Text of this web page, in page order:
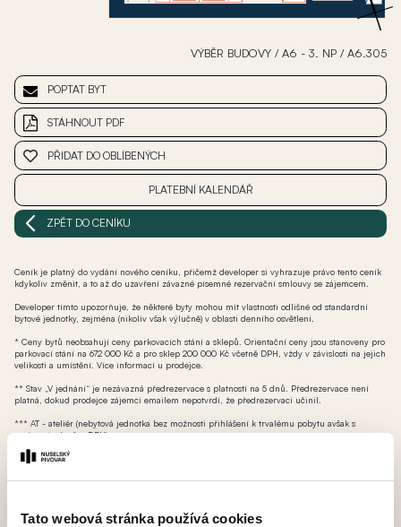
Tato webová stránka používá cookies
VÝBĚR BUDOVY / A6 - 3. NP / A6.305
POPTAT BYT
STÁHNOUT PDF
PŘIDAT DO OBLÍBENÝCH
PLATEBNÍ KALENDÁŘ
ZPĚT DO CENÍKU
Ceník je platný do vydání nového ceníku, přičemž developer si vyhrazuje právo tento ceník
kdykoliv změnit, a to až do uzavření závazné písemné rezervační smlouvy se zájemcem.
Developer tímto upozorňuje, že některé byty mohou mít vlastnosti odlišné od standardní
bytové jednotky, zejména (nikoliv však výlučně) v oblasti denního osvětlení.
* Ceny bytů neobsahují ceny parkovacích stání a sklepů. Orientační ceny jsou stanoveny pro
parkovací stání na 672 000 Kč a pro sklep 200 000 Kč včetně DPH, vždy v závislosti na jejich
velikosti a umístění. Více informací u prodejce.
** Stav „V jednání“ je nezávazná předrezervace s platností na 5 dnů. Předrezervace není
platná, dokud prodejce zájemci emailem nepotvrdí, že předrezervaci učinil.
*** AT - ateliér (nebytová jednotka bez možnosti přihlášení k trvalému pobytu avšak s
možností odpočtu DPH).